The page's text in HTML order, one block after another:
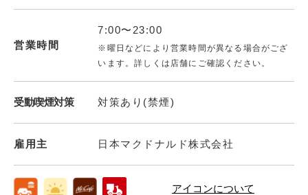
営業時間
7:00〜23:00
※曜日などにより営業時間が異なる場合がござ
います。詳しくは店舗にご確認ください。
受動喫煙対策 対策あり(禁煙)
雇用主 日本マクドナルド株式会社
アイコンについて